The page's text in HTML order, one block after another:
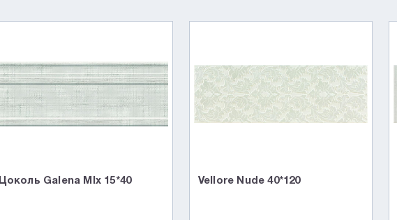
Цоколь Galena MIx 15*40 Vellore Nude 40*120